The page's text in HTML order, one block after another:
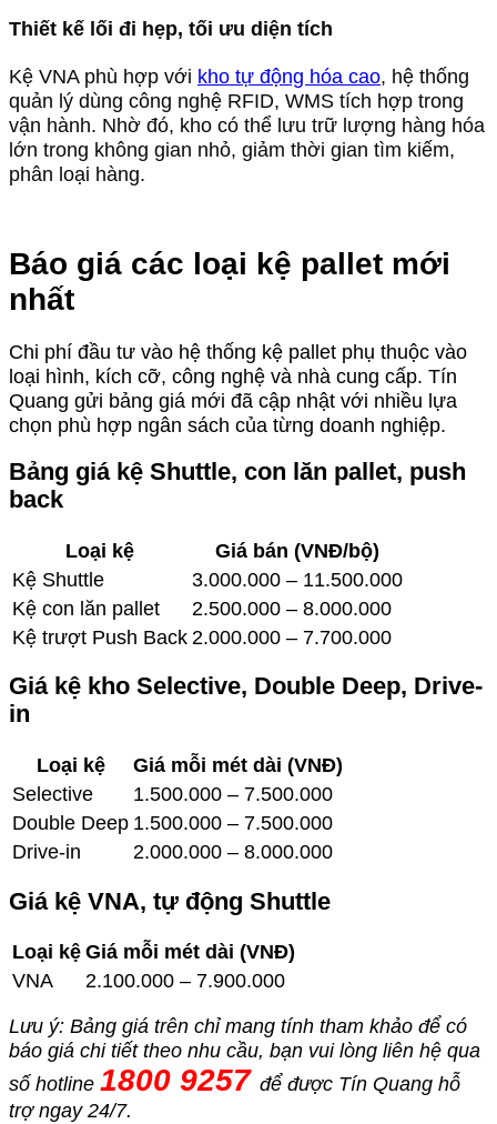
Thiết kế lối đi hẹp, tối ưu diện tích
Kệ VNA phù hợp với kho tự động hóa cao, hệ thống
quản lý dùng công nghệ RFID, WMS tích hợp trong
vận hành. Nhờ đó, kho có thể lưu trữ lượng hàng hóa
lớn trong không gian nhỏ, giảm thời gian tìm kiếm,
phân loại hàng.
Báo giá các loại kệ pallet mới
nhất
Chi phí đầu tư vào hệ thống kệ pallet phụ thuộc vào
loại hình, kích cỡ, công nghệ và nhà cung cấp. Tín
Quang gửi bảng giá mới đã cập nhật với nhiều lựa
chọn phù hợp ngân sách của từng doanh nghiệp.
Bảng giá kệ Shuttle, con lăn pallet, push
back
Loại kệ
Giá bán (VNĐ/bộ)
Kệ Shuttle
3.000.000 – 11.500.000
Kệ con lăn pallet
2.500.000 – 8.000.000
Kệ trượt Push Back 2.000.000 – 7.700.000
Giá kệ kho Selective, Double Deep, Drive-
in
Loại kệ
Giá mỗi mét dài (VNĐ)
Selective
1.500.000 – 7.500.000
Double Deep 1.500.000 – 7.500.000
Drive-in
2.000.000 – 8.000.000
Giá kệ VNA, tự động Shuttle
Loại kệGiá mỗi mét dài (VNĐ)
VNA
2.100.000 – 7.900.000
Lưu ý: Bảng giá trên chỉ mang tính tham khảo để có
báo giá chi tiết theo nhu cầu, bạn vui lòng liên hệ qua
số hotline 1800 9257 để được Tín Quang hỗ
trợ ngay 24/7.